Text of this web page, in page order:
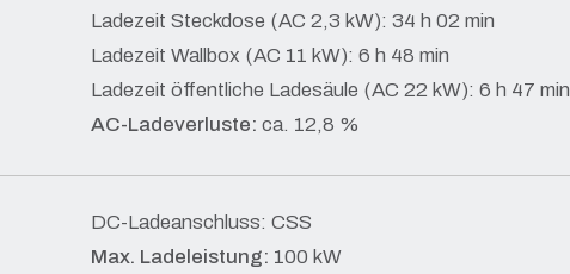
Ladezeit Steckdose (AC 2,3 kW): 34 h 02 min
Ladezeit Wallbox (AC 11 kW): 6 h 48 min
Ladezeit öffentliche Ladesäule (AC 22 kW): 6 h 47 min
AC-Ladeverluste: ca. 12,8 %
DC-Ladeanschluss: CSS
Max. Ladeleistung: 100 kW